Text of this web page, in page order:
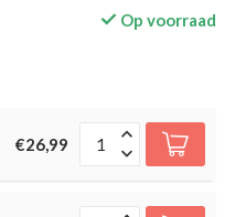
Op voorraad
€26,99